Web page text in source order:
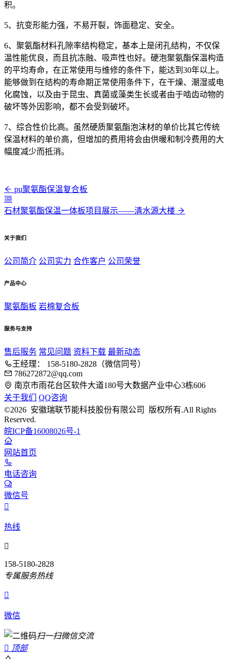
积。
5、抗变形能力强，不易开裂，饰面稳定、安全。
6、聚氨酯材料孔隙率结构稳定，基本上是闭孔结构，不仅保
温性能优良，而且抗冻融、吸声性也好。硬泡聚氨酯保温构造
的平均寿命，在正常使用与维修的条件下，能达到30年以上。
能够做到在结构的寿命期正常使用条件下，在干燥、潮湿或电
化腐蚀，以及由于昆虫、真菌或藻类生长或者由于啮齿动物的
破坏等外因影响，都不会受到破坏。
7、综合性价比高。虽然硬质聚氨酯泡沫材的单价比其它传统
保温材料的单价高，但增加的费用将会由供暖和制冷费用的大
幅度减少而抵消。
pu聚氨酯保温复合板
石材聚氨酯保温一体板项目展示——清水源大楼
关于我们
公司简介 公司实力 合作客户 公司荣誉
产品中心
聚氨酯板 岩棉复合板
服务与支持
售后服务 常见问题 资料下载 最新动态
王经理： 158-5180-2828（微信同号）
786272872@qq.com
南京市雨花台区软件大道180号大数据产业中心3栋606
关于我们
QQ咨询
©2026 安徽瑞联节能科技股份有限公司 版权所有.All Rights
Reserved.
皖ICP备16008026号-1
网站首页
电话咨询
微信号

热线

158-5180-2828
专属服务热线

微信
扫一扫微信交流
 顶部